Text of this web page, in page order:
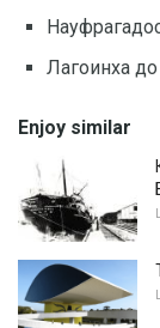
Лагоинха
Enjoy similar